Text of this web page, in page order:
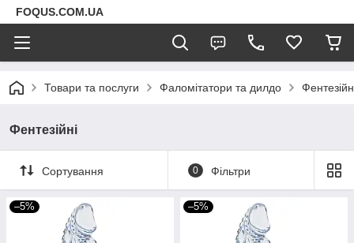
FOQUS.COM.UA
Товари та послуги Фаломітатори та дилдо
Фентезійні
Сортування 0 Фільтри
–5% –5%